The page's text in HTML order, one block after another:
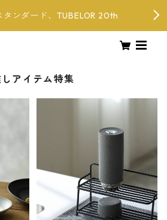
タンダード、TUBELOR 20th
アイテム特集